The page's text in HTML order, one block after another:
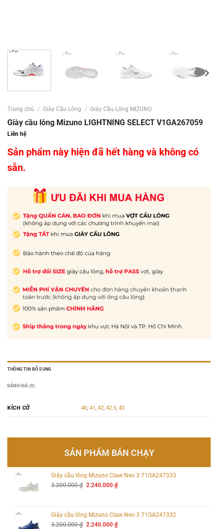
Trang chủ / Giày Cầu Lông / Giày Cầu Lông MIZUNO
Giày cầu lông Mizuno LIGHTNING SELECT V1GA267059
Liên hệ
Sản phẩm này hiện đã hết hàng và không có
sẵn.
THÔNG TIN BỔ SUNG
ĐÁNH GIÁ (0)
KÍCH CỠ 40,41,42,42.5,43
SẢN PHẨM BÁN CHẠY
Giày cầu lông Mizuno Claw Neo 3 71GA247333
3.200.000₫ Giá
2.240.000 ₫Giá
2.240.000 ₫.
Giày cầu lông Mizuno Claw Neo 3 71GA247332
3.200.000₫ Giá
2.240.000 ₫Giá